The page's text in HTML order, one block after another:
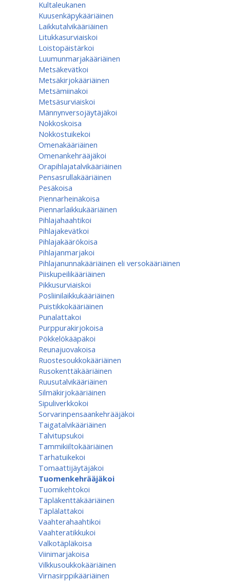
Kultaleukanen
Kuusenkäpykääriäinen
Laikkutalvikääriäinen
Litukkasurviaiskoi
Loistopäistärkoi
Luumunmarjakääriäinen
Metsäkevätkoi
Metsäkirjokääriäinen
Metsämiinakoi
Metsäsurviaiskoi
Männynversojäytäjäkoi
Nokkoskoisa
Nokkostuikekoi
Omenakääriäinen
Omenan­kehrääjä­koi
Orapihlajatalvikääriäinen
Pensasrullakääriäinen
Pesäkoisa
Piennarheinäkoisa
Piennarlaikkukääriäinen
Pihlajahaahtikoi
Pihlajakevätkoi
Pihlajakäärökoisa
Pihlajanmarjakoi
Pihlajanunnakääriäinen eli versokääriäinen
Piiskupeilikääriäinen
Pikkusurviaiskoi
Posliinilaikkukääriäinen
Puistikkokääriäinen
Punalattakoi
Purppurakirjokoisa
Pökkelökääpäkoi
Reunajuovakoisa
Ruostesoukkokääriäinen
Rusokenttäkääriäinen
Ruusutalvikääriäinen
Silmäkirjokääriäinen
Sipuliverkkokoi
Sorvarinpensaankehrääjäkoi
Taigatalvikääriäinen
Talvitupsukoi
Tammikiiltokääriäinen
Tarhatuikekoi
Tomaattijäytäjäkoi
Tuomenkehrääjäkoi
Tuomikehtokoi
Täpläkenttäkääriäinen
Täplälattakoi
Vaahterahaahtikoi
Vaahteratikkukoi
Valkotäpläkoisa
Viinimarjakoisa
Vilkkusoukkokääriäinen
Virnasirppikääriäinen